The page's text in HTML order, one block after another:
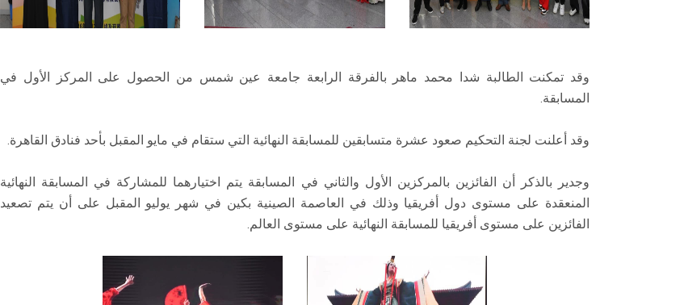
وقد تمكنت الطالبة شدا محمد ماهر بالفرقة الرابعة جامعة عين شمس من الحصول على المركز الأول في
المسابقة.
وقد أعلنت لجنة التحكيم صعود عشرة متسابقين للمسابقة النهائية التي ستقام في مايو المقبل بأحد فنادق القاهرة.
وجدير بالذكر أن الفائزين بالمركزين الأول والثاني في المسابقة يتم اختيارهما للمشاركة في المسابقة النهائية
المنعقدة على مستوى دول أفريقيا وذلك في العاصمة الصينية بكين في شهر يوليو المقبل على أن يتم تصعيد
الفائزين على مستوى أفريقيا للمسابقة النهائية على مستوى العالم.